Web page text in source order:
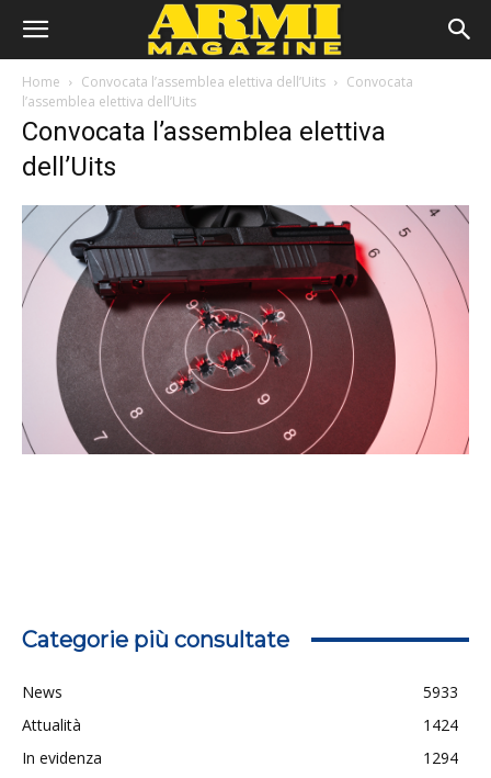
Home Convocata l’assemblea elettiva dell’Uits
Convocata
l’assemblea elettiva dell’Uits
Convocata l’assemblea elettiva
dell’Uits
Categorie più consultate
News
5933
Attualità
1424
In evidenza
1294